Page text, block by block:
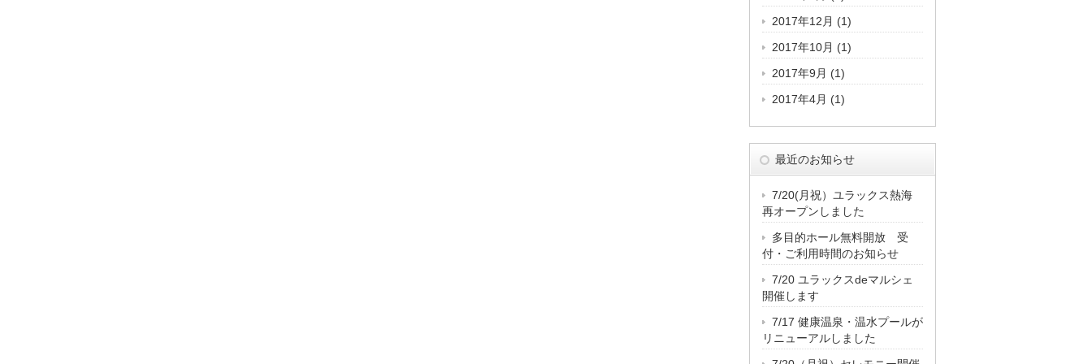
2017年12月 (1)
2017年10月 (1)
2017年9月 (1)
2017年4月 (1)
最近のお知らせ
7/20(月祝）ユラックス熱海
再オープンしました
多目的ホール無料開放 受
付・ご利用時間のお知らせ
7/20 ユラックスdeマルシェ
開催します
7/17 健康温泉・温水プールが
リニューアルしました